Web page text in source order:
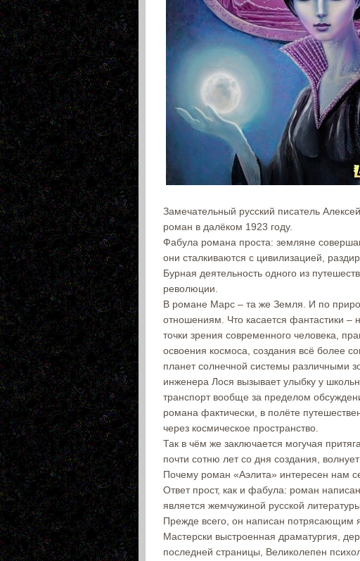
Замечательный русский писатель
роман в далёком 1923 году.
Фабула романа проста: земляне
они сталкиваются с цивилизацией,
Бурная деятельность одного из
революции.
В романе Марс – та же Земля. И по
отношениям. Что касается фантастики –
точки зрения современного человека,
освоения космоса, создания всё более
планет солнечной системы различными
инженера Лося вызывает улыбку у
транспорт вообще за пределом
романа фактически, в полёте
через космическое пространство.
Так в чём же заключается могучая
почти сотню лет со дня создания,
Почему роман «Аэлита» интересен нам
Ответ прост, как и фабула: роман
является жемчужиной русской
Прежде всего, он написан потрясающим
Мастерски выстроенная драматургия,
последней страницы, Великолепен